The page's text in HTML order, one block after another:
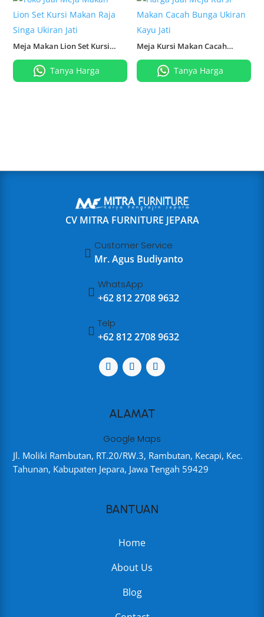
Meja Makan Lion Set Kursi
Tanya Harga
Meja Kursi Makan Cacah
Tanya Harga
CV MITRA FURNITURE JEPARA

Customer Service
Mr. Agus Budiyanto

WhatsApp
+62 812 2708 9632

Telp
+62 812 2708 9632
ALAMAT
Google Maps
Jl. Moliki Rambutan, RT.20/RW.3, Rambutan, Kecapi, Kec.
Tahunan, Kabupaten Jepara, Jawa Tengah 59429
BANTUAN
Home
About Us
Blog